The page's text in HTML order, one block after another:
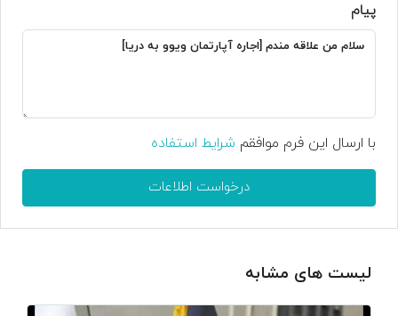
پیام
با ارسال این فرم موافقم شرایط استفاده
درخواست اطلاعات
لیست های مشابه